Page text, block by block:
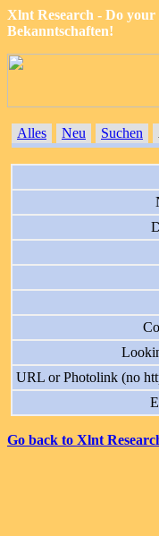
Xlnt Research - Do
Bekanntschaften!
Alles Neu Suchen
URL or Photolink (no
Go back to Xlnt